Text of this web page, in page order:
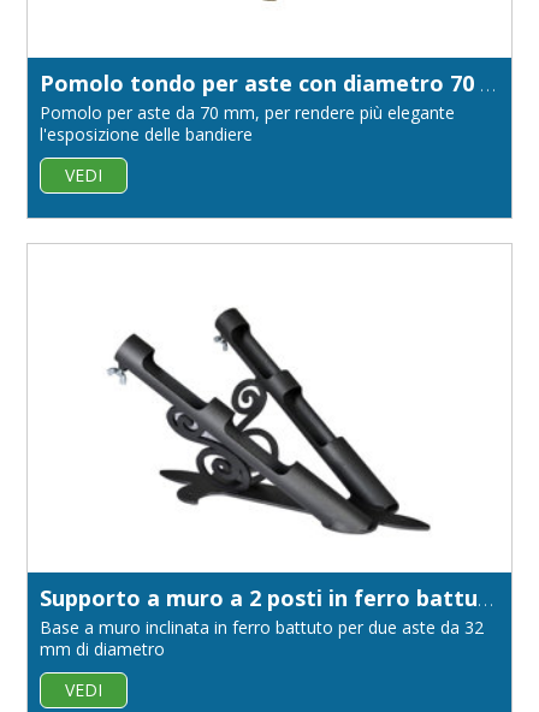
Pomolo tondo per aste con diametro 70 mm
Pomolo per aste da 70 mm, per rendere più elegante
l'esposizione delle bandiere
VEDI
Supporto a muro a 2 posti in ferro battuto
Base a muro inclinata in ferro battuto per due aste da 32
mm di diametro
VEDI